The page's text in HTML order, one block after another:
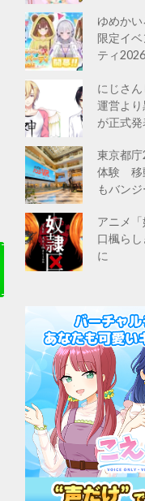
ゆめか
限定イ
ティ
にじさ
運営よ
が正式発
東京都
体験 移
もバン
アニメ
口楓ら
に